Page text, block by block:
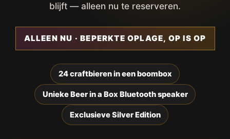
blijft — alleen nu te reserveren.
ALLEEN NU · BEPERKTE OPLAGE, OP IS OP
24 craftbieren in een boombox
Unieke Beer in a Box Bluetooth speaker
Exclusieve Silver Edition